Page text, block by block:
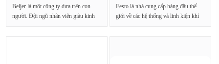
Beijer là một công ty dựa trên con
người. Đội ngũ nhân viên giàu kinh
Festo là nhà cung cấp hàng đầu thế
giới về các hệ thống và linh kiện khí